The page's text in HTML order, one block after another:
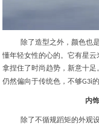
除了造型之外，颜色也
懂年轻女性的心的。它有星
拿捏住了时尚趋势，新意十足
仍然偏向于传统色，不够G3i
内
除了不循规蹈矩的外观